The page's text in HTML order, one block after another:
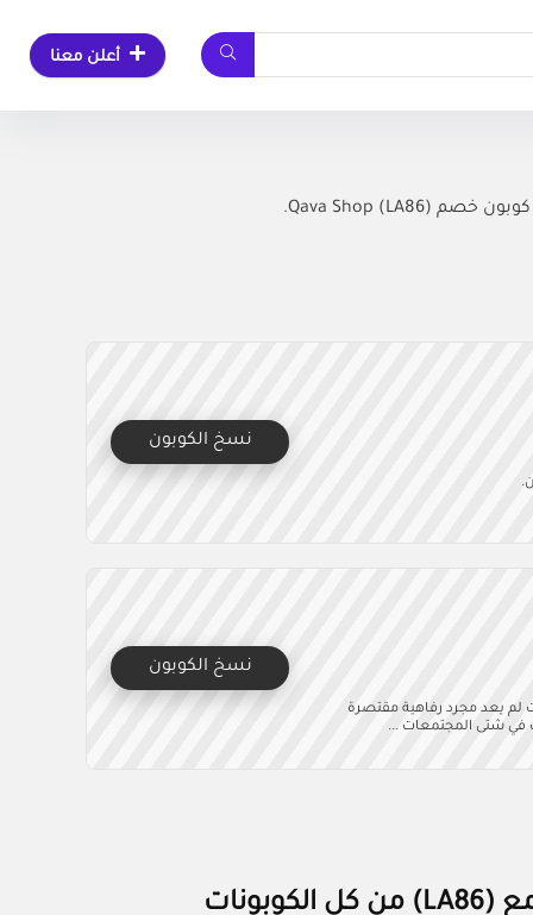
أعلن معنا
نسخ الكوبون
لم يعد مجرد رفاهية مقتصرة
في شتى المجتمعات ...
نسخ الكوبون